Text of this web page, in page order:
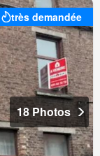
très demandée
18 Photos